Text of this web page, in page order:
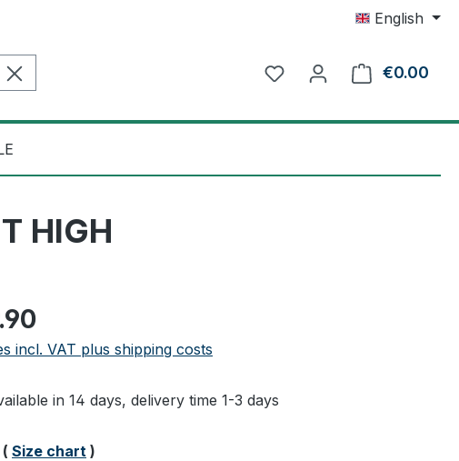
English
€0.00
HIGH
price:
incl. VAT plus shipping costs
in 14 days, delivery time 1-3 days
Size chart )